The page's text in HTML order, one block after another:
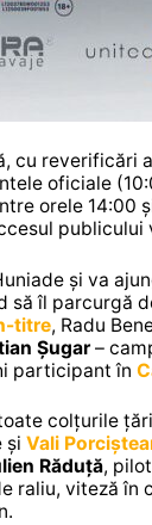
cu reverificări
oficiale
orele 14:00
și va
îl parcurgă
titre, Radu
Șugar –
participant în
colțurile
și Vali
Răduță,
raliu, viteză